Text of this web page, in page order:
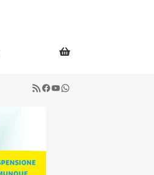
RSS Feed
Facebook
YouTube
WhatsApp